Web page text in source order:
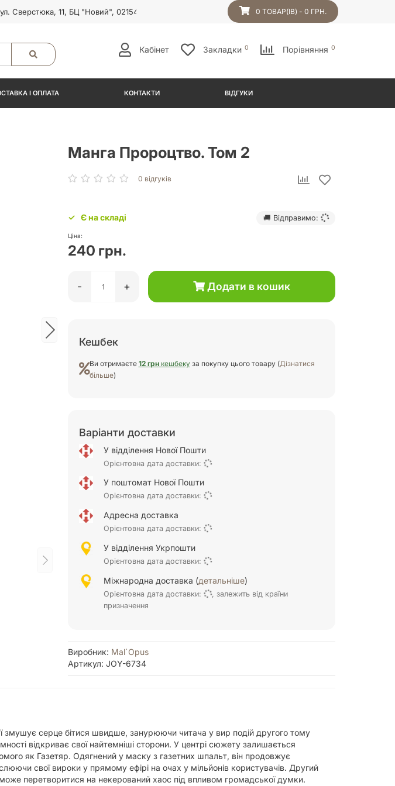
Сверстюка, 11, БЦ "Новий", 02154 0 ТОВАР(ІВ) - 0 ГРН.
Кабінет Закладки 0 Порівняння 0
І ОПЛАТА КОНТАКТИ ВІДГУКИ
Манга Пророцтво. Том 2
0 відгуків
Є на складі 🚚 Відправимо:
Ціна:
240 грн.
- + Додати в кошик
Кешбек
Ви отримаєте 12 грнкешбекуза покупку цього товару (Дізнатися
більше)
Варіанти доставки
У відділення Нової Пошти
Орієнтовна дата доставки:
У поштомат Нової Пошти
Орієнтовна дата доставки:
Адресна доставка
Орієнтовна дата доставки:
У відділення Укрпошти
Орієнтовна дата доставки:
Міжнародна доставка (детальніше)
Орієнтовна дата доставки:
, залежить від країни
призначення
Виробник: Mal`Opus
Артикул: JOY-6734
змушує серце бітися швидше, занурюючи читача у вир подій другого тому
відкриває свої найтемніші сторони. У центрі сюжету залишається
як Газетяр. Одягнений у маску з газетних шпальт, він продовжує
свої вироки у прямому ефірі на очах у мільйонів користувачів. Другий
перетворитися на некерований хаос під впливом громадської думки.